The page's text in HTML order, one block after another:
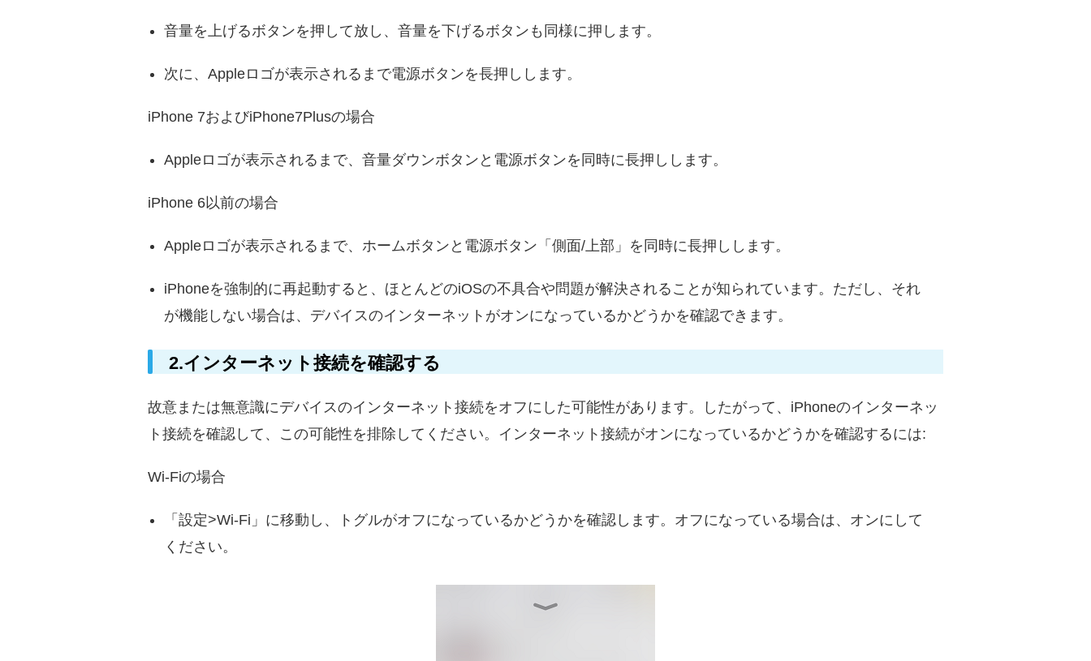
音量を上げるボタンを押して放し、音量を下げるボタンも同様に押します。
次に、Appleロゴが表示されるまで電源ボタンを長押しします。
iPhone 7およびiPhone7Plusの場合
Appleロゴが表示されるまで、音量ダウンボタンと電源ボタンを同時に長押しします。
iPhone 6以前の場合
Appleロゴが表示されるまで、ホームボタンと電源ボタン「側面/上部」を同時に長押しします。
iPhoneを強制的に再起動すると、ほとんどのiOSの不具合や問題が解決されることが知られています。ただし、それ
が機能しない場合は、デバイスのインターネットがオンになっているかどうかを確認できます。
2.インターネット接続を確認する
故意または無意識にデバイスのインターネット接続をオフにした可能性があります。したがって、iPhoneのインターネッ
ト接続を確認して、この可能性を排除してください。インターネット接続がオンになっているかどうかを確認するには:
Wi-Fiの場合
「設定>Wi-Fi」に移動し、トグルがオフになっているかどうかを確認します。オフになっている場合は、オンにして
ください。